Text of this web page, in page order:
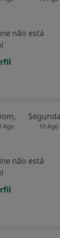
não está
Ago 10 Ago
não está